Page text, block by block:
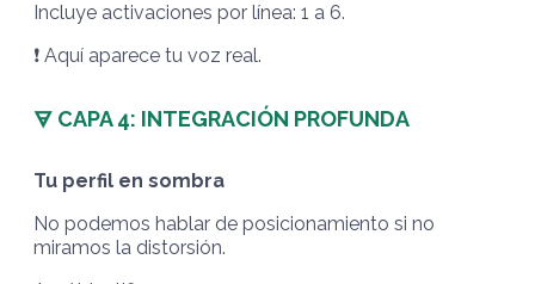
Incluye activaciones por línea: 1 a 6.
❗️ Aquí aparece tu voz real.
🜃 CAPA 4: INTEGRACIÓN PROFUNDA
Tu perfil en sombra
No podemos hablar de posicionamiento si no
miramos la distorsión.